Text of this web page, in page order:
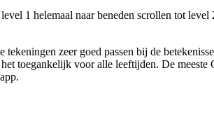
1 helemaal naar beneden scrollen tot
zeer goed passen bij de
toegankelijk voor alle leeftijden. De